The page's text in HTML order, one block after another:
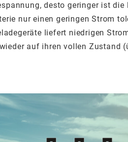
desto geringer ist
nur einen geringen Strom
liefert niedrigen
auf ihren vollen Zustand